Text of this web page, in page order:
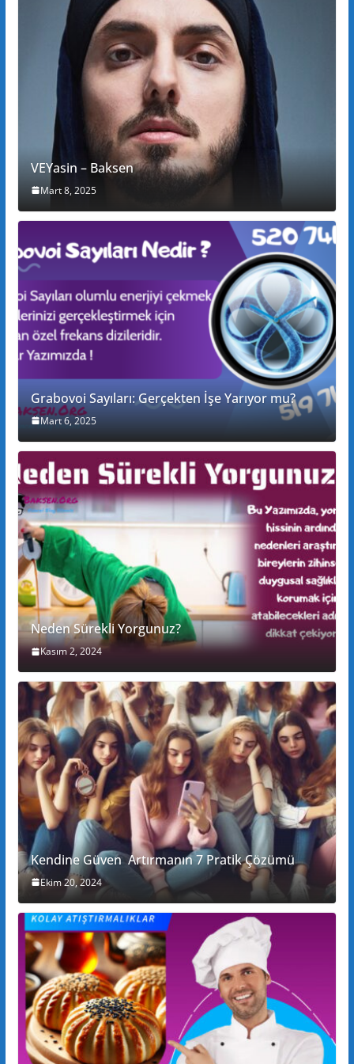
VEYasin – Baksen
Mart 8, 2025
Grabovoi Sayıları: Gerçekten İşe Yarıyor mu?
Mart 6, 2025
Neden Sürekli Yorgunuz?
Kasım 2, 2024
Kendine Güven Artırmanın 7 Pratik Çözümü
Ekim 20, 2024